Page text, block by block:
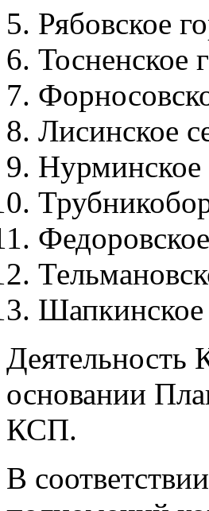
Рябовское
Тосненское
Лисинское
Нурминское
Шапкинское
Деятельность
основании
КСП.
В